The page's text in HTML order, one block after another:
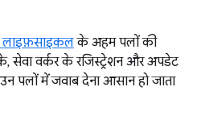
लाइफ़साइकलके अहम पलों की
सेवा वर्कर के रजिस्ट्रेशन और अपडेट
पलों में जवाब देना आसान हो जाता